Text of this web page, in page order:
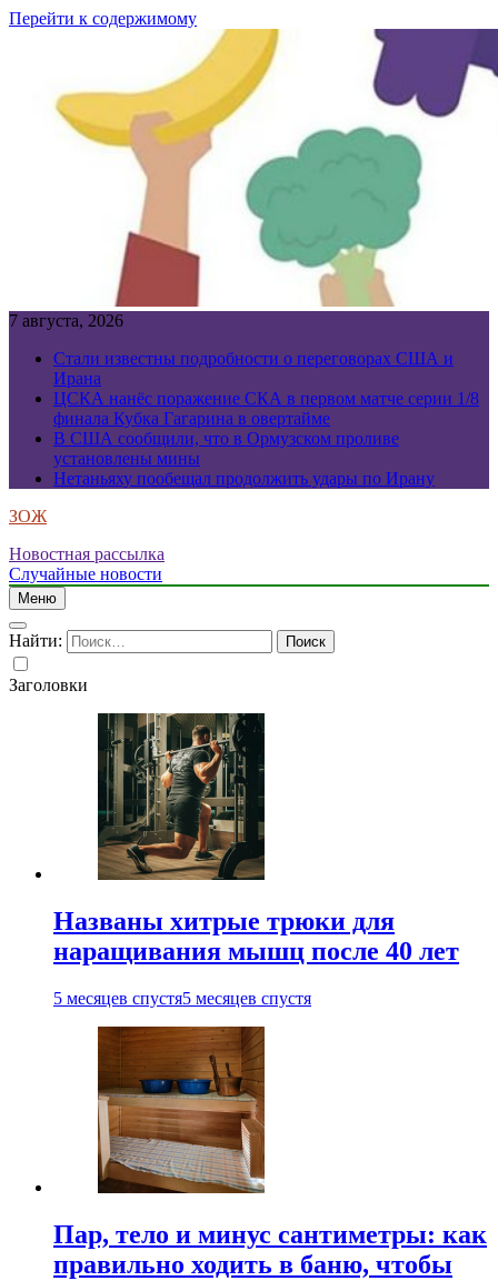
Перейти к содержимому
7 августа, 2026
Стали известны подробности о переговорах США и
Ирана
ЦСКА нанёс поражение СКА в первом матче серии 1/8
финала Кубка Гагарина в овертайме
В США сообщили, что в Ормузском проливе
установлены мины
Нетаньяху пообещал продолжить удары по Ирану
ЗОЖ
Новостная рассылка
Случайные новости
Меню
Найти:
Заголовки
Названы хитрые трюки для
наращивания мышц после 40 лет
5 месяцев спустя5 месяцев спустя
Пар, тело и минус сантиметры: как
правильно ходить в баню, чтобы